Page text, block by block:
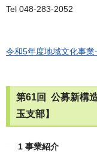
Tel 048-283-2052
令和5年度地域文化事業
第61回 公募新構
玉支部】
1 事業紹介